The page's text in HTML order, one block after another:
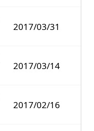
2017/03/31
2017/03/14
2017/02/16